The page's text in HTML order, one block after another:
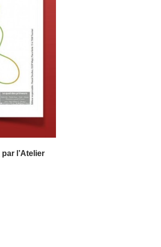
par l’Atelier